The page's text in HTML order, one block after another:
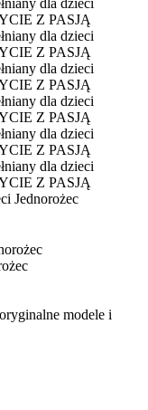
modele i